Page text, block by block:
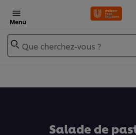
Menu
Que cherchez-vous ?
Salade de